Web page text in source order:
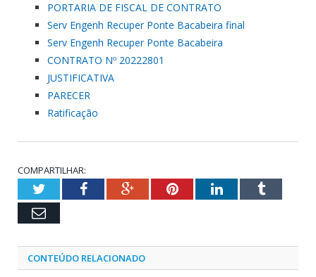
PORTARIA DE FISCAL DE CONTRATO
Serv Engenh Recuper Ponte Bacabeira final
Serv Engenh Recuper Ponte Bacabeira
CONTRATO Nº 20222801
JUSTIFICATIVA
PARECER
Ratificação
COMPARTILHAR:
TwitterFacebookGoogle+PinterestLinkedInTumblr
Email
CONTEÚDO RELACIONADO